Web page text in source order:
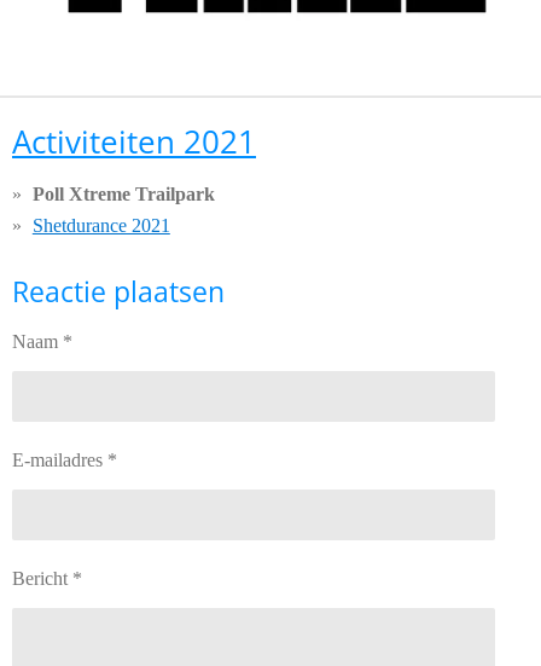
Activiteiten 2021
Poll Xtreme Trailpark
Shetdurance 2021
Reactie plaatsen
Naam *
E-mailadres *
Bericht *